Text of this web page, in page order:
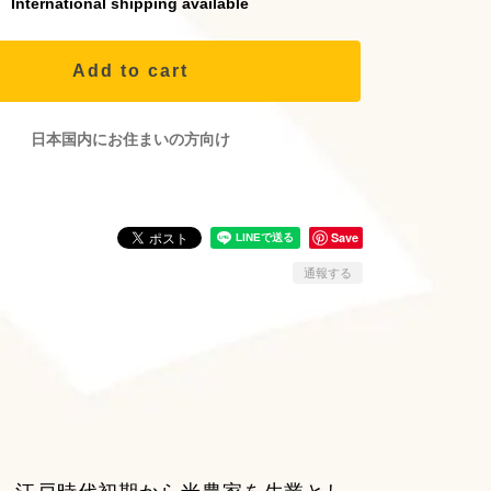
Add to cart
日本国内にお住まいの方向け
Save
通報する